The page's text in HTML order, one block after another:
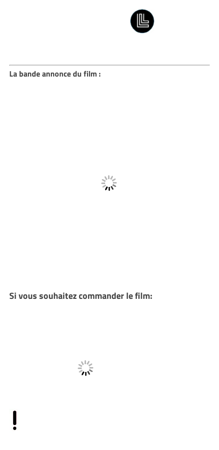
La bande annonce du film :
Si vous souhaitez commander le film: